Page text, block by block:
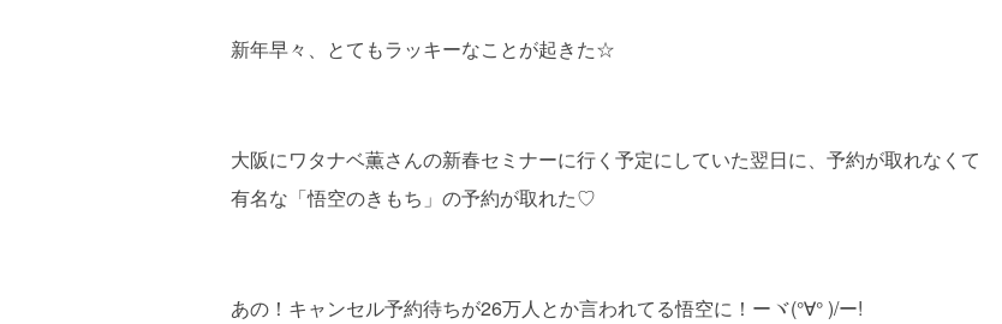
新年早々、とてもラッキーなことが起きた☆
大阪にワタナベ薫さんの新春セミナーに行く予定にしていた翌日に、予約が取れなくて
有名な「悟空のきもち」の予約が取れた♡
あの！キャンセル予約待ちが26万人とか言われてる悟空に！ーヾ(°∀° )/ー!